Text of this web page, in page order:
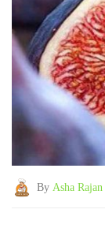
By Asha Rajan